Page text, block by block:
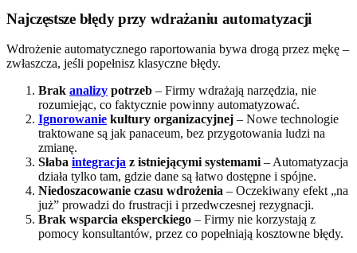
Najczęstsze błędy przy wdrażaniu automatyzacji
Wdrożenie automatycznego raportowania bywa drogą przez mękę –
zwłaszcza, jeśli popełnisz klasyczne błędy.
Brak analizy potrzeb – Firmy wdrażają narzędzia, nie
rozumiejąc, co faktycznie powinny automatyzować.
Ignorowanie kultury organizacyjnej – Nowe technologie
traktowane są jak panaceum, bez przygotowania ludzi na
zmianę.
Słaba integracja z istniejącymi systemami – Automatyzacja
działa tylko tam, gdzie dane są łatwo dostępne i spójne.
Niedoszacowanie czasu wdrożenia – Oczekiwany efekt „na
już” prowadzi do frustracji i przedwczesnej rezygnacji.
Brak wsparcia eksperckiego – Firmy nie korzystają z
pomocy konsultantów, przez co popełniają kosztowne błędy.